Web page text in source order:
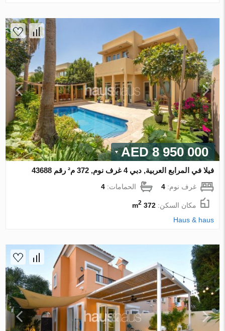
8 950 000 AED
فيلا في المرابع العربية, دبي 4 غرف نوم, 372 م² رقم 43688
غرف نوم:4 الحمامات:4
مكان السكن:372 m
2
Haus & haus